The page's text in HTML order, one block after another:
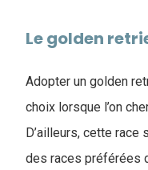
Le golden
Adopter un golden
choix lorsque l’on
D’ailleurs, cette race
des races préférées